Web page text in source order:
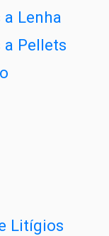
Lenha
a Pellets
Litígios